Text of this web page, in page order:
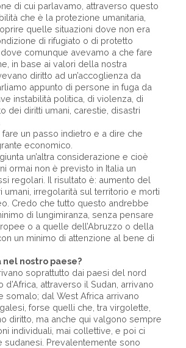
di cui parlavamo, attraverso questo
che è la protezione umanitaria,
quelle situazioni dove non era
di rifugiato o di protetto
comunque avevamo a che fare
in base ai valori della nostra
diritto ad un’accoglienza da
appunto di persone in fuga da
instabilità politica, di violenza, di
dei diritti umani, carestie, disastri
un passo indietro e a dire che
economico.
un’altra considerazione e cioè
ormai non è previsto in Italia un
regolari. Il risultato è: aumento del
umani, irregolarità sul territorio e morti
Credo che tutto questo andrebbe
di lungimiranza, senza pensare
o a quelle dell’Abruzzo o della
un minimo di attenzione al bene di
nel nostro paese?
soprattutto dai paesi del nord
d’Africa, attraverso il Sudan, arrivano
somalo; dal West Africa arrivano
forse quelli che, tra virgolette,
diritto, ma anche qui valgono sempre
individuali, mai collettive, e poi ci
sudanesi. Prevalentemente sono